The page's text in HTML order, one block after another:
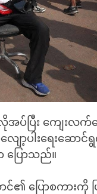
ပ်ပြီး ‌ကျေးလက်
ော့ပါးရေးဆော
ပြောသည်။
ပြောစကားကို ပ